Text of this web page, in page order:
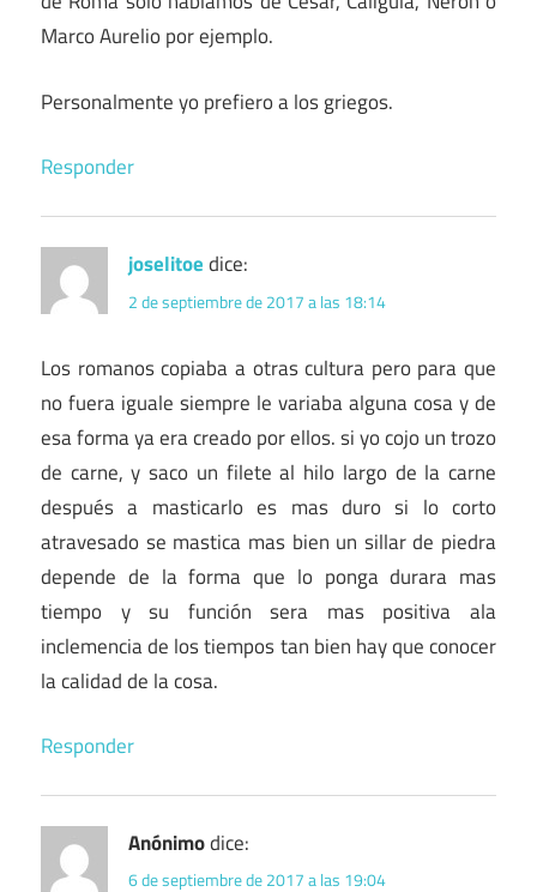
Marco Aurelio por ejemplo.
Personalmente yo prefiero a los griegos.
Responder
joselitoedice:
2 de septiembre de 2017 a las 18:14
Los romanos copiaba a otras cultura pero para que
no fuera iguale siempre le variaba alguna cosa y de
esa forma ya era creado por ellos. si yo cojo un trozo
de carne, y saco un filete al hilo largo de la carne
después a masticarlo es mas duro si lo corto
atravesado se mastica mas bien un sillar de piedra
depende de la forma que lo ponga durara mas
tiempo y su función sera mas positiva ala
inclemencia de los tiempos tan bien hay que conocer
la calidad de la cosa.
Responder
Anónimodice:
6 de septiembre de 2017 a las 19:04